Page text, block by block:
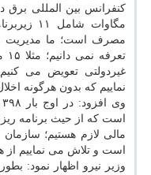
مگاوات
مصرف است؛ ما مدیریت
غیردولتی تعویض می
نماییم كه بدون هرگونه
است كه از حیث برنامه
مالی لازم هستیم؛ سازمان
است و تلاش می نماییم از
وزیر نیرو اظهار نمود: